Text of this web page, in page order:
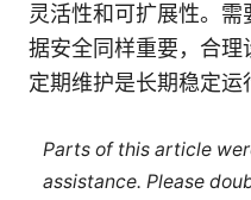
灵活性和可扩展性。
据安全同样重要，合理
定期维护是长期稳定运
Parts of this article
assistance. Please